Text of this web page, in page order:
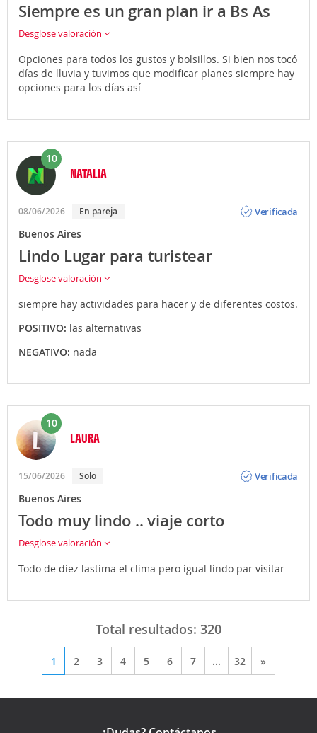
Siempre es un gran plan ir a Bs As
Desglose valoración
Opciones para todos los gustos y bolsillos. Si bien nos tocó
días de lluvia y tuvimos que modificar planes siempre hay
opciones para los días así
10
NATALIA
08/06/2026 En pareja
Verificada
Buenos Aires
Lindo Lugar para turistear
Desglose valoración
siempre hay actividades para hacer y de diferentes costos.
POSITIVO: las alternativas
NEGATIVO: nada
10
LAURA
15/06/2026 Solo
Verificada
Buenos Aires
Todo muy lindo .. viaje corto
Desglose valoración
Todo de diez lastima el clima pero igual lindo par visitar
Total resultados: 320
1 2 3 4 5 6 7 ... 32 »